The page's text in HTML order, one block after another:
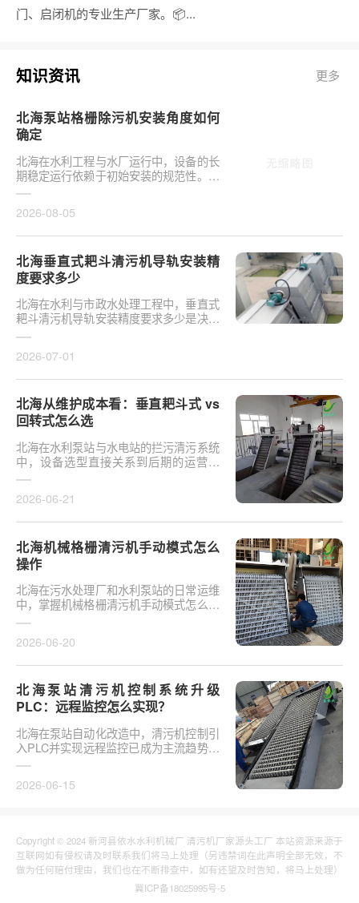
门、启闭机的专业生产厂家。📦...
知识资讯 更多
北海泵站格栅除污机安装角度如何
确定
北海在水利工程与水厂运行中，设备的长
期稳定运行依赖于初始安装的规范性。对
于泵站核心拦污设备而言，其倾斜度直接
2026-08-05
北海垂直式耙斗清污机导轨安装精
度要求多少
北海在水利与市政水处理工程中，垂直式
耙斗清污机导轨安装精度要求多少是决定
设备运行平稳性的核心**。导轨作为耙斗
2026-07-01
北海从维护成本看：垂直耙斗式 vs
回转式怎么选
北海在水利泵站与水电站的拦污清污系统
中，设备选型直接关系到后期的运营开
支。探讨从维护成本看：垂直耙斗式 vs
2026-06-21
北海机械格栅清污机手动模式怎么
操作
北海在污水处理厂和水利泵站的日常运维
中，掌握机械格栅清污机手动模式怎么操
作是保障设备稳定运行的基础环节。以某
2026-06-20
北海泵站清污机控制系统升级
PLC：远程监控怎么实现？
北海在泵站自动化改造中，清污机控制引
入PLC并实现远程监控已成为主流趋势。
传统清污机多采用继电器硬接线，无法实
2026-06-15
Copyright © 2024 新河县依水水利机械厂 清污机厂家源头工厂 本站资源来源于
互联网如有侵权请及时联系我们将马上处理（另违禁词在此声明全部无效，不
做为任何赔付理由，我们也在不断排查中，如有还望及时告知，将马上处理）
冀ICP备18025995号-5